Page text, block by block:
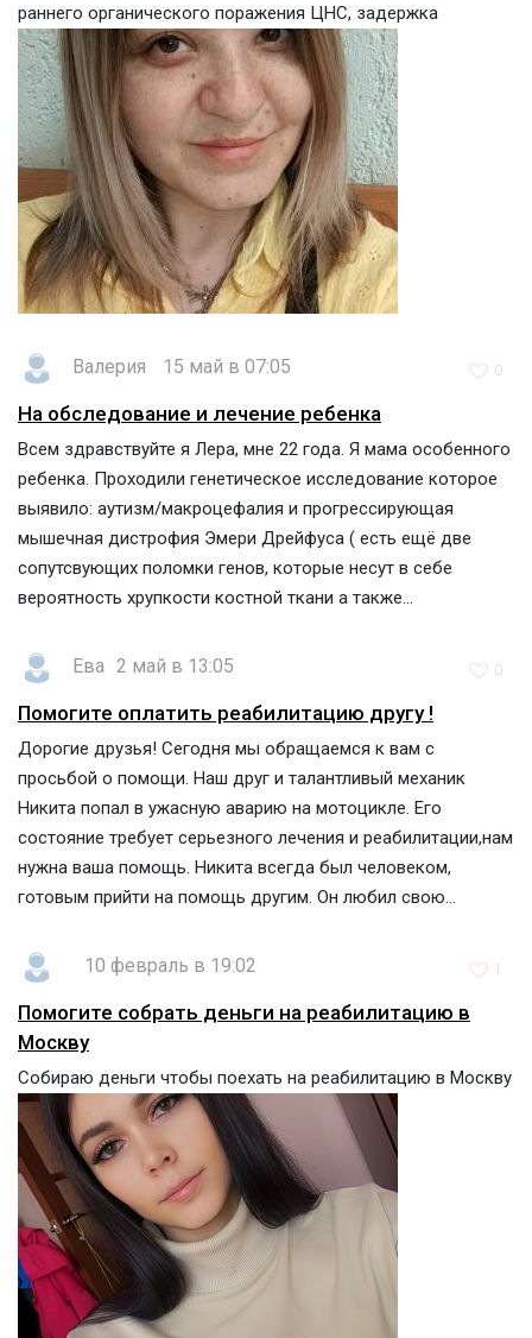
раннего органического поражения ЦНС, задержка
Валерия 15 май в 07:05 0
На обследование и лечение ребенка
Всем здравствуйте я Лера, мне 22 года. Я мама особенного
ребенка. Проходили генетическое исследование которое
выявило: аутизм/макроцефалия и прогрессирующая
мышечная дистрофия Эмери Дрейфуса ( есть ещё две
сопутсвующих поломки генов, которые несут в себе
вероятность хрупкости костной ткани а также...
Ева 2 май в 13:05 0
Помогите оплатить реабилитацию другу !
Дорогие друзья! Сегодня мы обращаемся к вам с
просьбой о помощи. Наш друг и талантливый механик
Никита попал в ужасную аварию на мотоцикле. Его
состояние требует серьезного лечения и реабилитации,нам
нужна ваша помощь. Никита всегда был человеком,
готовым прийти на помощь другим. Он любил свою...
10 февраль в 19:02 1
Помогите собрать деньги на реабилитацию в
Москву
Собираю деньги чтобы поехать на реабилитацию в Москву